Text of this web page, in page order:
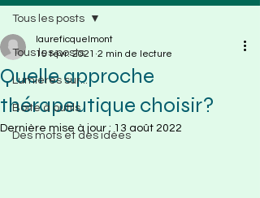
Tous les posts
Lumières sur...
Boite à outils
Des mots et des idées
Tous les posts
Quelle approche
thérapeutique choisir?
laureficquelmont
15 févr. 2021 2 min de lecture
Dernière mise à jour : 13 août 2022